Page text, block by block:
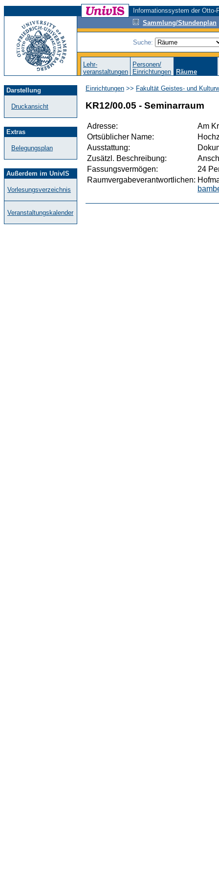
Informationssystem der
Sammlung/Stundenplan
Suche:
Lehr-
veranstaltungen
Personen/
Einrichtungen
Räume
Darstellung
Druckansicht
Extras
Belegungsplan
Außerdem im UnivIS
Vorlesungsverzeichnis
Veranstaltungskalender
Einrichtungen >> Fakultät Geistes- und
KR12/00.05 - Seminarraum
Adresse:
Am
Ortsüblicher Name:
Ausstattung:
Zusätzl. Beschreibung:
Fassungsvermögen:
24
Raumvergabeverantwortlichen: